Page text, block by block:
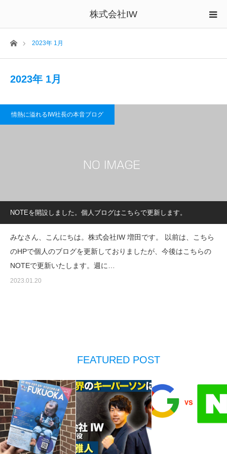
株式会社IW
ホーム2023年 1月
2023年 1月
情熱に溢れるIW社長の本音ブログ
NOTEを開設しました。個人ブログはこちらで更新します。
みなさん、こんにちは。株式会社IW 増田です。 以前は、こちら
のHPで個人のブログを更新しておりましたが、今後はこちらの
NOTEで更新いたします。週に…
2023.01.20
FEATURED POST